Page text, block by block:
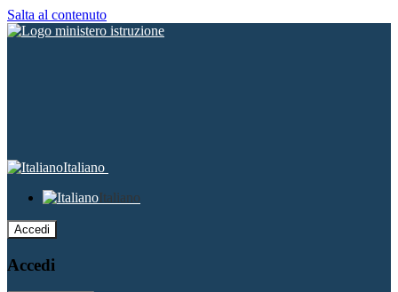
Salta al contenuto
Italiano
Italiano
Accedi
Accedi